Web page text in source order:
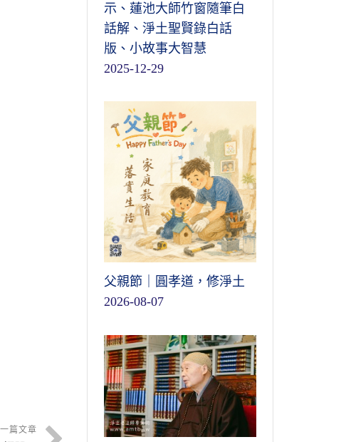
一篇文章
示、蓮池大師竹窗隨筆白
話解、淨土聖賢錄白話
版、小故事大智慧
2025-12-29
父親節｜圓孝道，修淨土
2026-08-07